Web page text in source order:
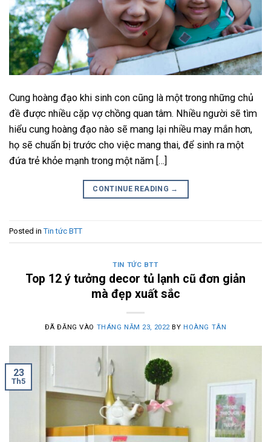
Cung hoàng đạo khi sinh con cũng là một trong những chủ
đề được nhiều cặp vợ chồng quan tâm. Nhiều người sẽ tìm
hiểu cung hoàng đạo nào sẽ mang lại nhiều may mắn hơn,
họ sẽ chuẩn bị trước cho việc mang thai, để sinh ra một
đứa trẻ khỏe mạnh trong một năm […]
CONTINUE READING →
Posted inTin tức BTT
TIN TỨC BTT
Top 12 ý tưởng decor tủ lạnh cũ đơn giản
mà đẹp xuất sắc
ĐÃ ĐĂNG VÀO THÁNG NĂM 23, 2022BYHOÀNG TÂN
23
Th5